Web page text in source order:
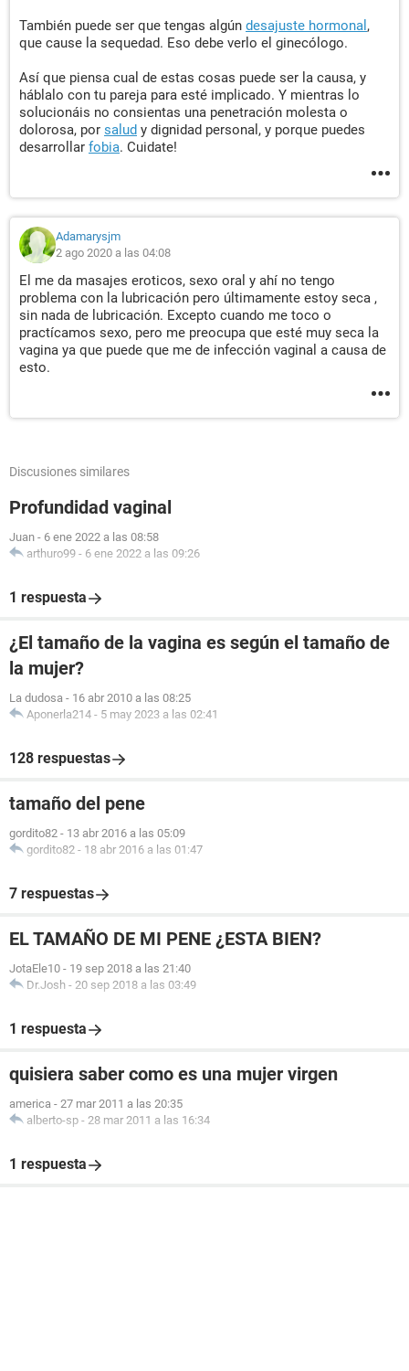
También puede ser que tengas algún desajuste hormonal ,
que cause la sequedad. Eso debe verlo el ginecólogo.
Así que piensa cual de estas cosas puede ser la causa, y
háblalo con tu pareja para esté implicado. Y mientras lo
solucionáis no consientas una penetración molesta o
dolorosa, por salud y dignidad personal, y porque puedes
desarrollar fobia. Cuidate!
Adamarysjm
2 ago 2020 a las 04:08
El me da masajes eroticos, sexo oral y ahí no tengo
problema con la lubricación pero últimamente estoy seca ,
sin nada de lubricación. Excepto cuando me toco o
practícamos sexo, pero me preocupa que esté muy seca la
vagina ya que puede que me de infección vaginal a causa de
esto.
Discusiones similares
Profundidad vaginal
Juan - 6 ene 2022 a las 08:58
arthuro99 - 6 ene 2022 a las 09:26
1 respuesta
¿El tamaño de la vagina es según el tamaño de
la mujer?
La dudosa - 16 abr 2010 a las 08:25
Aponerla214 - 5 may 2023 a las 02:41
128 respuestas
tamaño del pene
gordito82 - 13 abr 2016 a las 05:09
gordito82 - 18 abr 2016 a las 01:47
7 respuestas
EL TAMAÑO DE MI PENE ¿ESTA BIEN?
JotaEle10 - 19 sep 2018 a las 21:40
Dr.Josh - 20 sep 2018 a las 03:49
1 respuesta
quisiera saber como es una mujer virgen
america - 27 mar 2011 a las 20:35
alberto-sp - 28 mar 2011 a las 16:34
1 respuesta